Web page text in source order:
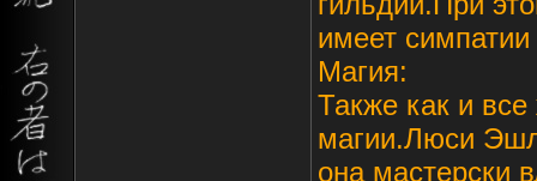
имеет симпатии
Магия:
Также как и
магии.Люси
она мастерски